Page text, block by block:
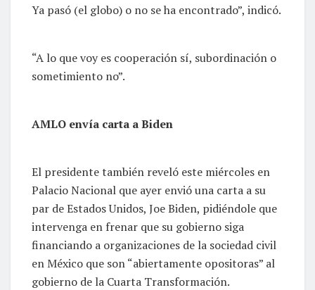
Ya pasó (el globo) o no se ha encontrado”, indicó.
“A lo que voy es cooperación sí, subordinación o
sometimiento no”.
AMLO envía carta a Biden
El presidente también reveló este miércoles en
Palacio Nacional que ayer envió una carta a su
par de Estados Unidos, Joe Biden, pidiéndole que
intervenga en frenar que su gobierno siga
financiando a organizaciones de la sociedad civil
en México que son “abiertamente opositoras” al
gobierno de la Cuarta Transformación.